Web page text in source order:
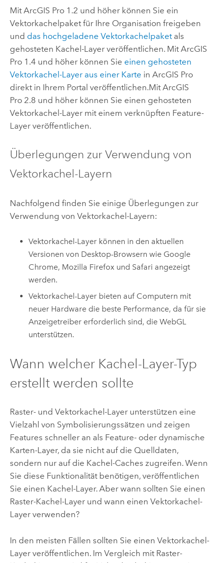
Mit ArcGIS Pro1.2 und höher können Sie ein
Vektorkachelpaket für Ihre Organisation freigeben
und das hochgeladene Vektorkachelpaketals
gehosteten Kachel-Layer veröffentlichen. Mit ArcGIS
Pro1.4 und höher können Sie einen gehosteten
Vektorkachel-Layer aus einer Karte in ArcGIS Pro
direkt in Ihrem Portal veröffentlichen.Mit ArcGIS
Pro2.8 und höher können Sie einen gehosteten
Vektorkachel-Layer mit einem verknüpften Feature-
Layer veröffentlichen.
Überlegungen zur Verwendung von
Vektorkachel-Layern
Nachfolgend finden Sie einige Überlegungen zur
Verwendung von Vektorkachel-Layern:
Vektorkachel-Layer können in den aktuellen
Versionen von Desktop-Browsern wie Google
Chrome, Mozilla Firefox und Safari angezeigt
werden.
Vektorkachel-Layer bieten auf Computern mit
neuer Hardware die beste Performance, da für sie
Anzeigetreiber erforderlich sind, die WebGL
unterstützen.
Wann welcher Kachel-Layer-Typ
erstellt werden sollte
Raster- und Vektorkachel-Layer unterstützen eine
Vielzahl von Symbolisierungssätzen und zeigen
Features schneller an als Feature- oder dynamische
Karten-Layer, da sie nicht auf die Quelldaten,
sondern nur auf die Kachel-Caches zugreifen. Wenn
Sie diese Funktionalität benötigen, veröffentlichen
Sie einen Kachel-Layer. Aber wann sollten Sie einen
Raster-Kachel-Layer und wann einen Vektorkachel-
Layer verwenden?
In den meisten Fällen sollten Sie einen Vektorkachel-
Layer veröffentlichen. Im Vergleich mit Raster-